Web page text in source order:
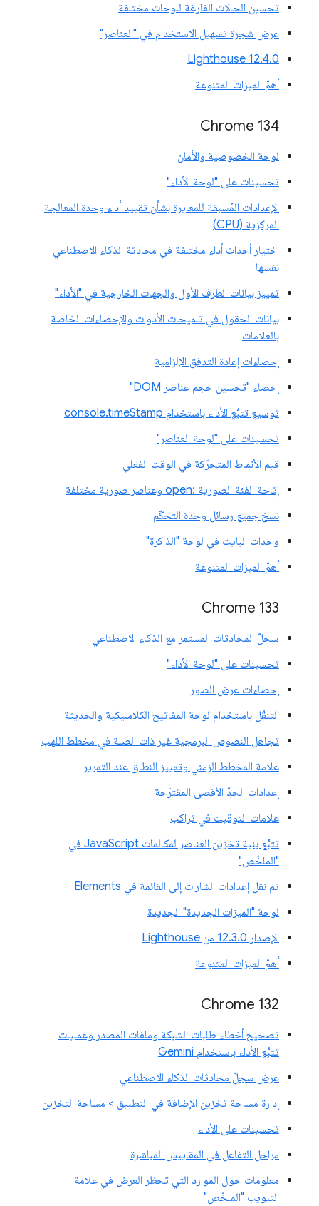
تحسين الحالات الفارغة للوحات مختلفة
عرض شجرة تسهيل الاستخدام في "العناصر"
‫Lighthouse 12.4.0
أهمّ الميزات المتنوعة
‫Chrome 134
لوحة الخصوصية والأمان
تحسينات على "لوحة الأداء"
الإعدادات المُسبقة للمعايرة بشأن تقييد أداء وحدة المعالجة
المركزية (CPU)
اختيار أحداث أداء مختلفة في محادثة الذكاء الاصطناعي
نفسها
تمييز بيانات الطرف الأول والجهات الخارجية في "الأداء"
بيانات الحقول في تلميحات الأدوات والإحصاءات الخاصة
بالعلامات
إحصاءات إعادة التدفق الإلزامية
إحصاء "تحسين حجم عناصر DOM"
توسيع تتبُّع الأداء باستخدام console.timeStamp
تحسينات على "لوحة العناصر"
قيم الأنماط المتحرّكة في الوقت الفعلي
إتاحة الفئة الصورية :open وعناصر صورية مختلفة
نسخ جميع رسائل وحدة التحكّم
وحدات البايت في لوحة "الذاكرة"
أهمّ الميزات المتنوعة
‫Chrome 133
سجلّ المحادثات المستمر مع الذكاء الاصطناعي
تحسينات على "لوحة الأداء"
إحصاءات عرض الصور
التنقّل باستخدام لوحة المفاتيح الكلاسيكية والحديثة
تجاهل النصوص البرمجية غير ذات الصلة في مخطط اللهب
علامة المخطط الزمني وتمييز النطاق عند التمرير
إعدادات الحدّ الأقصى المقترَحة
علامات التوقيت في تراكب
تتبُّع بنية تخزين العناصر لمكالمات JavaScript في
"الملخّص"
تم نقل إعدادات الشارات إلى القائمة في Elements
لوحة "الميزات الجديدة" الجديدة
الإصدار 12.3.0 من Lighthouse
أهمّ الميزات المتنوعة
Chrome 132
تصحيح أخطاء طلبات الشبكة وملفات المصدر وعمليات
تتبُّع الأداء باستخدام Gemini
عرض سجلّ محادثات الذكاء الاصطناعي
إدارة مساحة تخزين الإضافة في التطبيق > مساحة التخزين
تحسينات على الأداء
مراحل التفاعل في المقاييس المباشرة
معلومات حول الموارد التي تحظر العرض في علامة
التبويب "الملخّص"